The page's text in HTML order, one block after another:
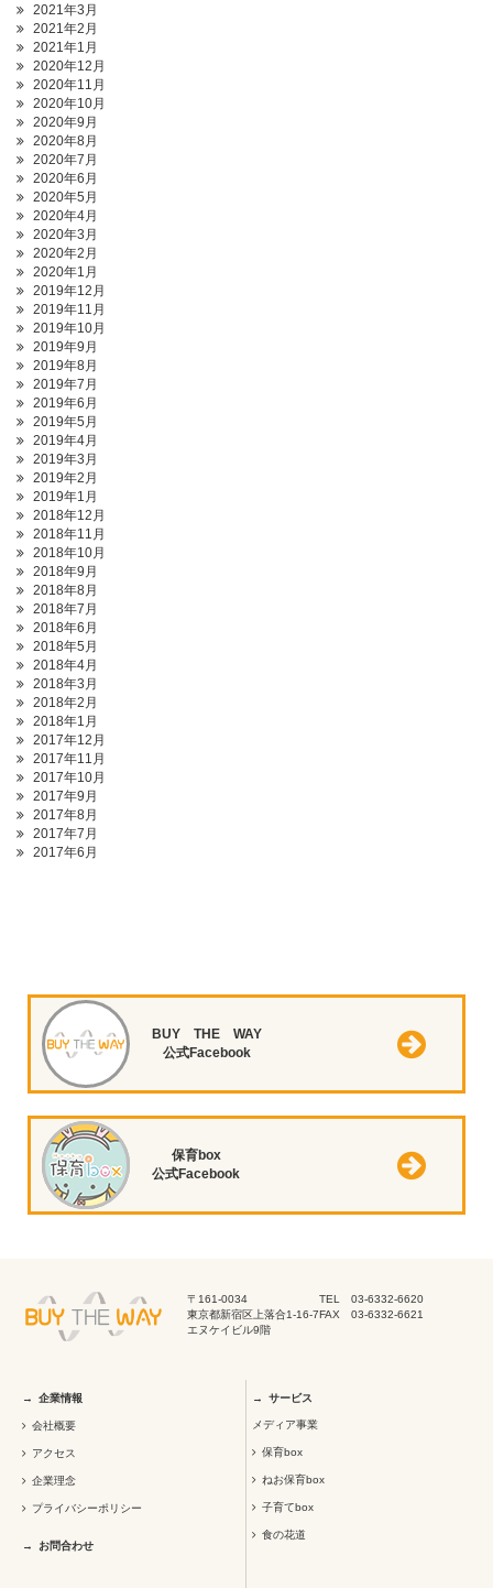
2021年3月
2021年2月
2021年1月
2020年12月
2020年11月
2020年10月
2020年9月
2020年8月
2020年7月
2020年6月
2020年5月
2020年4月
2020年3月
2020年2月
2020年1月
2019年12月
2019年11月
2019年10月
2019年9月
2019年8月
2019年7月
2019年6月
2019年5月
2019年4月
2019年3月
2019年2月
2019年1月
2018年12月
2018年11月
2018年10月
2018年9月
2018年8月
2018年7月
2018年6月
2018年5月
2018年4月
2018年3月
2018年2月
2018年1月
2017年12月
2017年11月
2017年10月
2017年9月
2017年8月
2017年7月
2017年6月
BUY THE WAY
公式Facebook
保育box
公式Facebook
〒161-0034
東京都新宿区上落合1-16-7
エヌケイビル9階
TEL 03-6332-6620
FAX 03-6332-6621
企業情報
会社概要
アクセス
企業理念
プライバシーポリシー
お問合わせ
サービス
メディア事業
保育box
ねお保育box
子育てbox
食の花道